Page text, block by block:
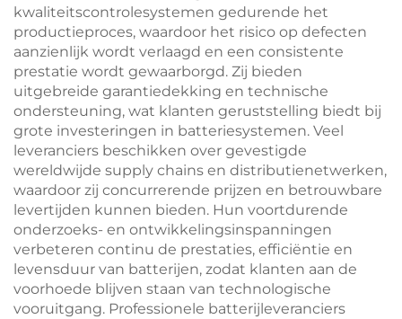
kwaliteitscontrolesystemen gedurende het
productieproces, waardoor het risico op defecten
aanzienlijk wordt verlaagd en een consistente
prestatie wordt gewaarborgd. Zij bieden
uitgebreide garantiedekking en technische
ondersteuning, wat klanten geruststelling biedt bij
grote investeringen in batteriesystemen. Veel
leveranciers beschikken over gevestigde
wereldwijde supply chains en distributienetwerken,
waardoor zij concurrerende prijzen en betrouwbare
levertijden kunnen bieden. Hun voortdurende
onderzoeks- en ontwikkelingsinspanningen
verbeteren continu de prestaties, efficiëntie en
levensduur van batterijen, zodat klanten aan de
voorhoede blijven staan van technologische
vooruitgang. Professionele batterijleveranciers